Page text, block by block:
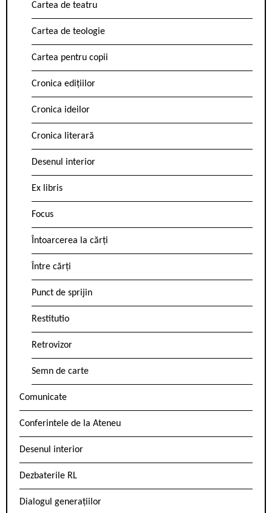
Cartea de teatru
Cartea de teologie
Cartea pentru copii
Cronica edițiilor
Cronica ideilor
Cronica literară
Desenul interior
Ex libris
Focus
Întoarcerea la cărți
Între cărți
Punct de sprijin
Restitutio
Retrovizor
Semn de carte
Comunicate
Conferintele de la Ateneu
Desenul interior
Dezbaterile RL
Dialogul generațiilor